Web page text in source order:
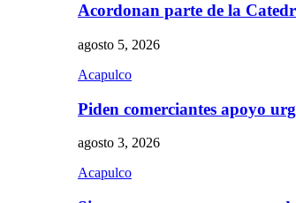
Acordonan parte de la
agosto 5, 2026
Acapulco
Piden comerciantes apoyo
agosto 3, 2026
Acapulco